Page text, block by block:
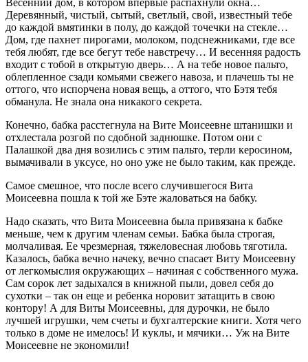
Весенний дом, в котором впервые распахнули окна…
Деревянный, чистый, сытый, светлый, свой, известный тебе
до каждой вмятинки в полу, до каждой точечки на стекле…
Дом, где пахнет пирогами, молоком, подснежниками, где все
тебя любят, где все бегут тебе навстречу… И весенняя радость
входит с тобой в открытую дверь… А на тебе новое пальто,
облепленное сзади комьями свежего навоза, и плачешь ты не
оттого, что испорчена новая вещь, а оттого, что Бэтя тебя
обманула. Не знала она никакого секрета.
Конечно, бабка расстегнула на Вите Моисеевне штанишки и
отхлестала розгой по сдобной заднюшке. Потом они с
Палашкой два дня возились с этим пальто, терли керосином,
вымачивали в уксусе, но оно уже не было таким, как прежде.
Самое смешное, что после всего случившегося Вита
Моисеевна пошла к той же Бэте жаловаться на бабку.
Надо сказать, что Вита Моисеевна была привязана к бабке
меньше, чем к другим членам семьи. Бабка была строгая,
молчаливая. Ее чрезмерная, тяжеловесная любовь тяготила.
Казалось, бабка вечно начеку, вечно спасает Виту Моисеевну
от легкомыслия окружающих – начиная с собственного мужа.
Сам сорок лет задыхался в книжной пыли, довел себя до
сухотки – так он еще и ребенка норовит затащить в свою
контору! А для Виты Моисеевны, для дурочки, не было
лучшей игрушки, чем счеты и бухгалтерские книги. Хотя чего
только в доме не имелось! И куклы, и мячики… Уж на Вите
Моисеевне не экономили!